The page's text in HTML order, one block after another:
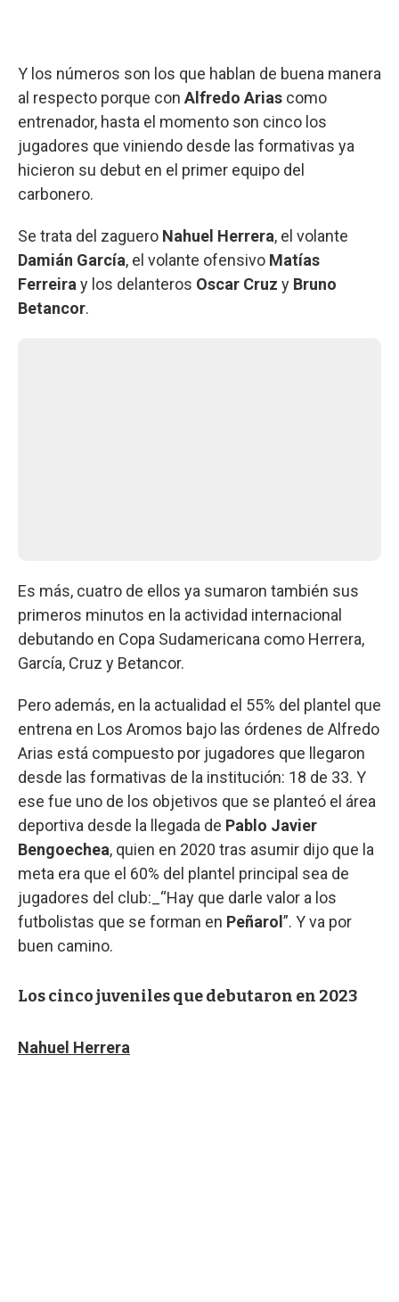
Y los números son los que hablan de buena manera
al respecto porque con Alfredo Arias como
entrenador, hasta el momento son cinco los
jugadores que viniendo desde las formativas ya
hicieron su debut en el primer equipo del
carbonero.
Se trata del zaguero Nahuel Herrera, el volante
Damián García, el volante ofensivo Matías
Ferreira y los delanteros Oscar Cruz y Bruno
Betancor.
Es más, cuatro de ellos ya sumaron también sus
primeros minutos en la actividad internacional
debutando en Copa Sudamericana como Herrera,
García, Cruz y Betancor.
Pero además, en la actualidad el 55% del plantel que
entrena en Los Aromos bajo las órdenes de Alfredo
Arias está compuesto por jugadores que llegaron
desde las formativas de la institución: 18 de 33. Y
ese fue uno de los objetivos que se planteó el área
deportiva desde la llegada de Pablo Javier
Bengoechea, quien en 2020 tras asumir dijo que la
meta era que el 60% del plantel principal sea de
jugadores del club:_“Hay que darle valor a los
futbolistas que se forman en Peñarol ”. Y va por
buen camino.
Los cinco juveniles que debutaron en 2023
Nahuel Herrera